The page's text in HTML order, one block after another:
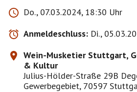
Do., 07.03.2024, 18:30 Uhr
Anmeldeschluss: Di.,
Wein-Musketier Stuttgart,
& Kultur
Julius-Hölder-Straße 29B
Gewerbegebiet, 70597